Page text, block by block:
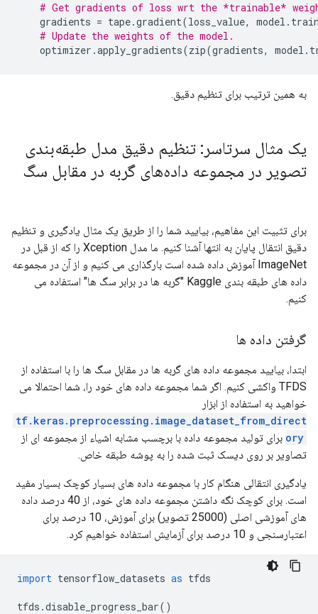
# Get gradients of loss wrt the *trainable*
gradients = tape.gradient(loss_value, model .
# Update the weights of the model.
optimizer .apply_gradients(zip(gradients, model .
به همین ترتیب برای تنظیم دقیق.
یک مثال سرتاسر: تنظیم دقیق مدل طبقه‌بندی
تصویر در مجموعه داده‌های گربه در مقابل سگ
برای تثبیت این مفاهیم، ​​بیایید شما را از طریق یک مثال یادگیری و تنظیم
دقیق انتقال پایان به انتها آشنا کنیم. ما مدل Xception را که از قبل در
ImageNet آموزش داده شده است بارگذاری می کنیم و از آن در مجموعه
داده های طبقه بندی Kaggle "گربه ها در برابر سگ ها" استفاده می
کنیم.
گرفتن داده ها
ابتدا، بیایید مجموعه داده های گربه ها در مقابل سگ ها را با استفاده از
TFDS واکشی کنیم. اگر شما مجموعه داده های خود را، شما احتمالا می
خواهید به استفاده از ابزار
tf.keras.preprocessing.image_dataset_from_direct
ory برای تولید مجموعه داده با برچسب مشابه اشیاء از مجموعه ای از
تصاویر بر روی دیسک ثبت شده را به پوشه طبقه خاص.
یادگیری انتقالی هنگام کار با مجموعه داده های بسیار کوچک بسیار مفید
است. برای کوچک نگه داشتن مجموعه داده های خود، از 40 درصد داده
های آموزشی اصلی (25000 تصویر) برای آموزش، 10 درصد برای
اعتبارسنجی و 10 درصد برای آزمایش استفاده خواهیم کرد.
import tensorflow_datasets as tfds
tfds .disable_progress_bar()